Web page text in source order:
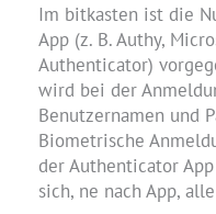
Im bitkasten ist die
App (z. B. Authy,
Authenticator)
wird bei der
Benutzernamen und
Biometrische
der Authenticator
sich, ne nach App,